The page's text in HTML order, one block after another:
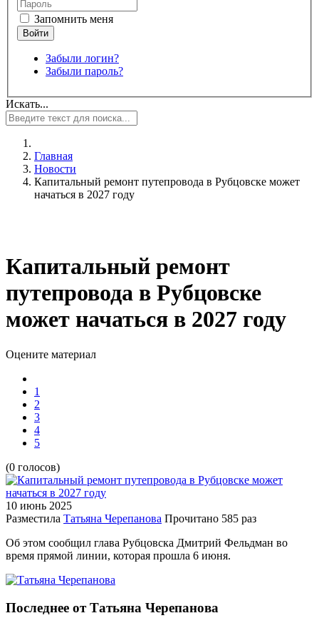
Запомнить меня
Забыли логин?
Забыли пароль?
Искать...
Главная
Новости
Капитальный ремонт путепровода в Рубцовске может
начаться в 2027 году
Капитальный ремонт
путепровода в Рубцовске
может начаться в 2027 году
Оцените материал
1
2
3
4
5
(0 голосов)
10 июнь 2025
Разместила Татьяна Черепанова Прочитано 585 раз
Об этом сообщил глава Рубцовска Дмитрий Фельдман во
время прямой линии, которая прошла 6 июня.
Последнее от Татьяна Черепанова